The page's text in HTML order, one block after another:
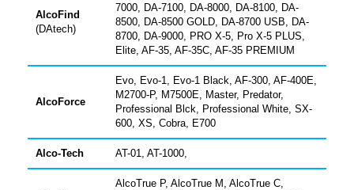
AlcoFind
(DAtech)
7000, DA-7100, DA-8000, DA-8100, DA-
8500, DA-8500 GOLD, DA-8700 USB, DA-
8700, DA-9000, PRO X-5, Pro X-5 PLUS,
Elite, AF-35, AF-35C, AF-35 PREMIUM
AlcoForce
Evo, Evo-1, Evo-1 Black, AF-300, AF-400E,
M2700-P, M7500E, Master, Predator,
Professional Blck, Professional White, SX-
600, XS, Cobra, E700
Alco-Tech AT-01, AT-1000,
AlcoTrue P, AlcoTrue M, AlcoTrue C,